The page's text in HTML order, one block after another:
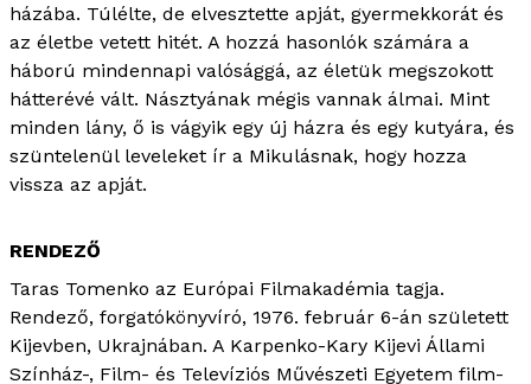
házába. Túlélte, de elvesztette apját, gyermekkorát és
az életbe vetett hitét. A hozzá hasonlók számára a
háború mindennapi valósággá, az életük megszokott
hátterévé vált. Násztyának mégis vannak álmai. Mint
minden lány, ő is vágyik egy új házra és egy kutyára, és
szüntelenül leveleket ír a Mikulásnak, hogy hozza
vissza az apját.
RENDEZŐ
Taras Tomenko az Európai Filmakadémia tagja.
Rendező, forgatókönyvíró, 1976. február 6-án született
Kijevben, Ukrajnában. A Karpenko-Kary Kijevi Állami
Színház-, Film- és Televíziós Művészeti Egyetem film-